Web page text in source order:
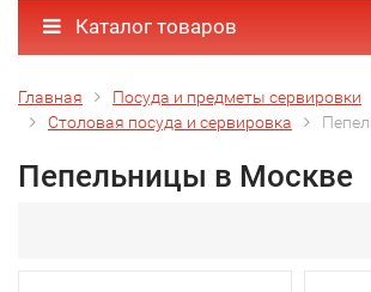
Каталог товаров
Главная
Посуда и предметы сервировки
Столовая посуда и сервировка
Пепельницы в Москве